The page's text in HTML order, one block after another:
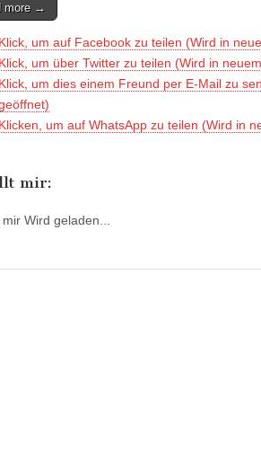
more →
Klick, um auf Facebook zu teilen (Wird in
Klick, um über Twitter zu teilen (Wird in
Klick, um dies einem Freund per E-Mail zu
Klicken, um auf WhatsApp zu teilen (Wird in
mir:
mir Wird geladen...